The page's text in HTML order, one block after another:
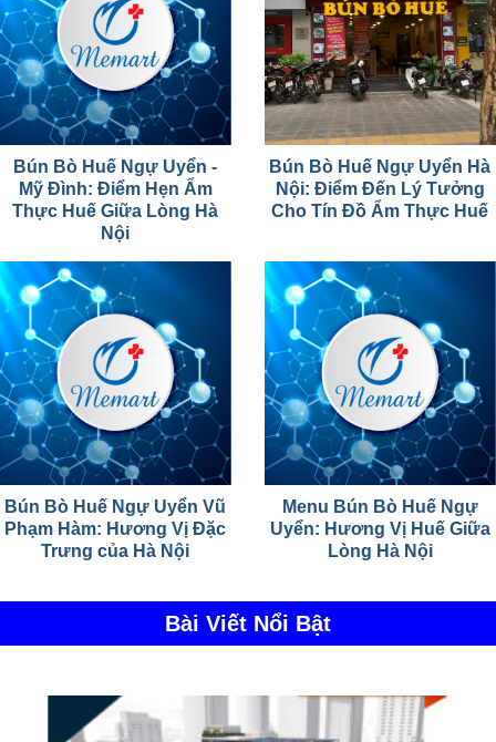
Bún Bò Huế Ngự Uyển -
Mỹ Đình: Điểm Hẹn Ẩm
Thực Huế Giữa Lòng Hà
Nội
Bún Bò Huế Ngự Uyển Hà
Nội: Điểm Đến Lý Tưởng
Cho Tín Đồ Ẩm Thực Huế
Bún Bò Huế Ngự Uyển Vũ
Phạm Hàm: Hương Vị Đặc
Trưng của Hà Nội
Menu Bún Bò Huế Ngự
Uyển: Hương Vị Huế Giữa
Lòng Hà Nội
Bài Viết Nổi Bật